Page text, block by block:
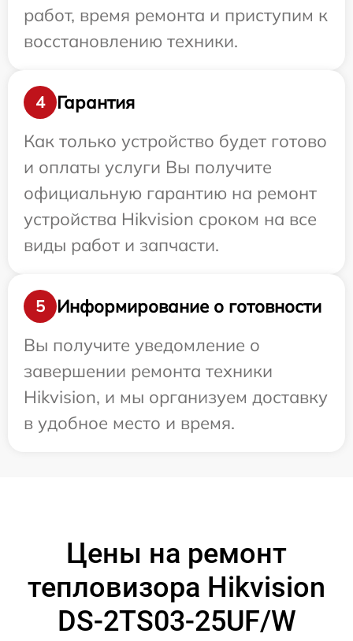
работ, время ремонта и приступим к
восстановлению техники.
4
Гарантия
Как только устройство будет готово
и оплаты услуги Вы получите
официальную гарантию на ремонт
устройства Hikvision сроком на все
виды работ и запчасти.
5
Информирование о готовности
Вы получите уведомление о
завершении ремонта техники
Hikvision, и мы организуем доставку
в удобное место и время.
Цены на ремонт
тепловизора Hikvision
DS-2TS03-25UF/W